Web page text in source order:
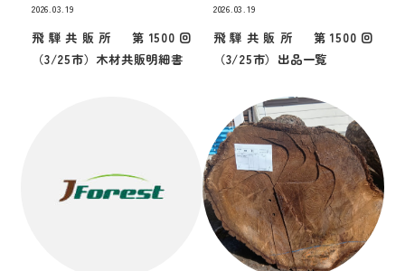
2026.03.19
飛騨共販所 第1500回
（3/25市）木材共販明細書
2026.03.19
飛騨共販所 第1500回
（3/25市）出品一覧